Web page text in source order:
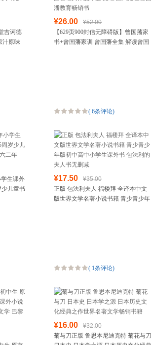
吉诃德
汁原味
¥26.00
¥52.00
【629页900封信无障碍版】曾国藩家
书+曾国藩家训 曾国藩全集 解读曾国
( 6条评论)
生课外
少儿童书
¥17.50
¥35.00
正版 包法利夫人 福楼拜 全译本中文
版世界文学名著小说书籍 青少青少年
( 1条评论)
¥16.00
¥32.00
菊与刀正版 鲁思本尼迪克特 菊花与刀